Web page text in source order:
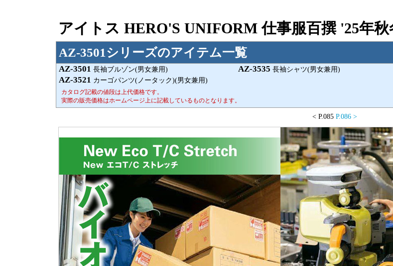
アイトス HERO'S UNIFORM 仕事服百撰 '25年秋
AZ-3501シリーズのアイテム一覧
AZ-3501 長袖ブルゾン(男女兼用) AZ-3535 長袖シャツ(男女兼用)
AZ-3521 カーゴパンツ(ノータック)(男女兼用)
カタログ記載の値段は上代価格です。
実際の販売価格はホームページ上に記載しているものとなります。
< P.085 P.086 >